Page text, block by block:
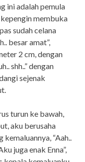
ini adalah pemula
kepengin membuka
sudah celana
besar amat”,
2 cm, dengan
shh..” dengan
sejenak
turun ke bawah,
aku berusaha
“Aah..
juga enak Enna”,